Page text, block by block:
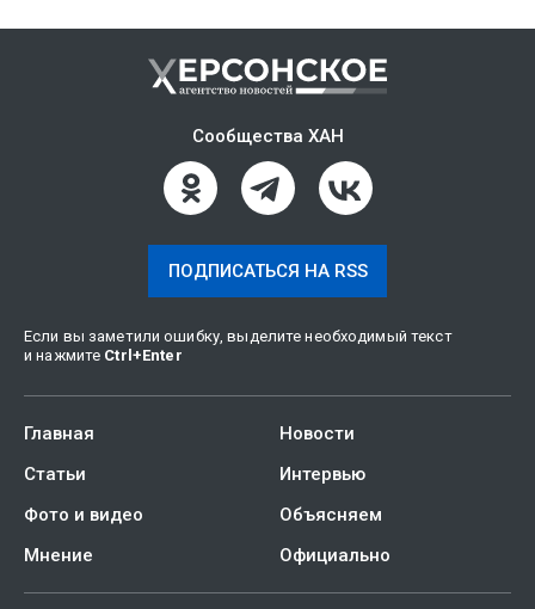
Сообщества ХАН
ПОДПИСАТЬСЯ НА RSS
Если вы заметили ошибку, выделите необходимый текст
и нажмите Ctrl +Enter
Главная
Новости
Статьи
Интервью
Фото и видео
Объясняем
Мнение
Официально